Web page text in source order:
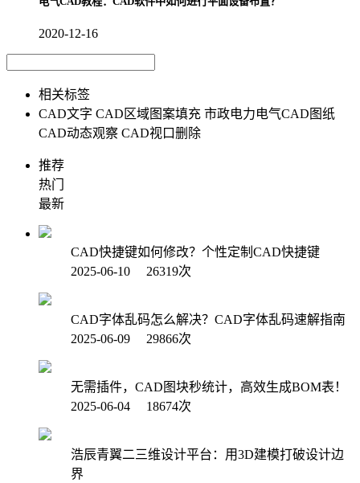
2020-12-16
相关标签
CAD文字 CAD区域图案填充 市政电力电气CAD图纸
CAD动态观察 CAD视口删除
推荐
热门
最新
CAD快捷键如何修改？个性定制CAD快捷键
2025-06-10 26319次
CAD字体乱码怎么解决？CAD字体乱码速解指南
2025-06-09 29866次
无需插件，CAD图块秒统计，高效生成BOM表！
2025-06-04 18674次
浩辰青翼二三维设计平台：用3D建模打破设计边
界